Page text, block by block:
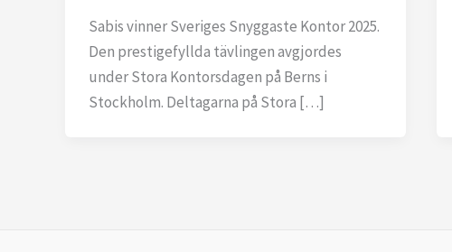
Sabis vinner Sveriges Snyggaste Kontor 2025.
Den prestigefyllda tävlingen avgjordes
under Stora Kontorsdagen på Berns i
Stockholm. Deltagarna på Stora […]